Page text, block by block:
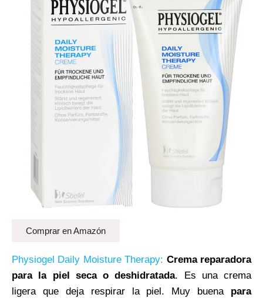
Comprar en Amazón
Physiogel Daily Moisture Therapy: Crema reparadora
para la piel seca o deshidratada. Es una crema
ligera que deja respirar la piel. Muy buena para